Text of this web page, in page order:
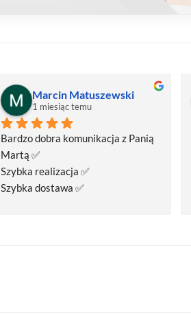
Marcin Matuszewski
1 miesiąc temu
Bardzo dobra komunikacja z Panią
Martą ✅
Szybka realizacja ✅
Szybka dostawa ✅